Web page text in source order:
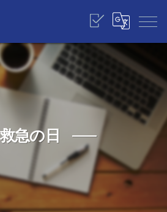
救急の日